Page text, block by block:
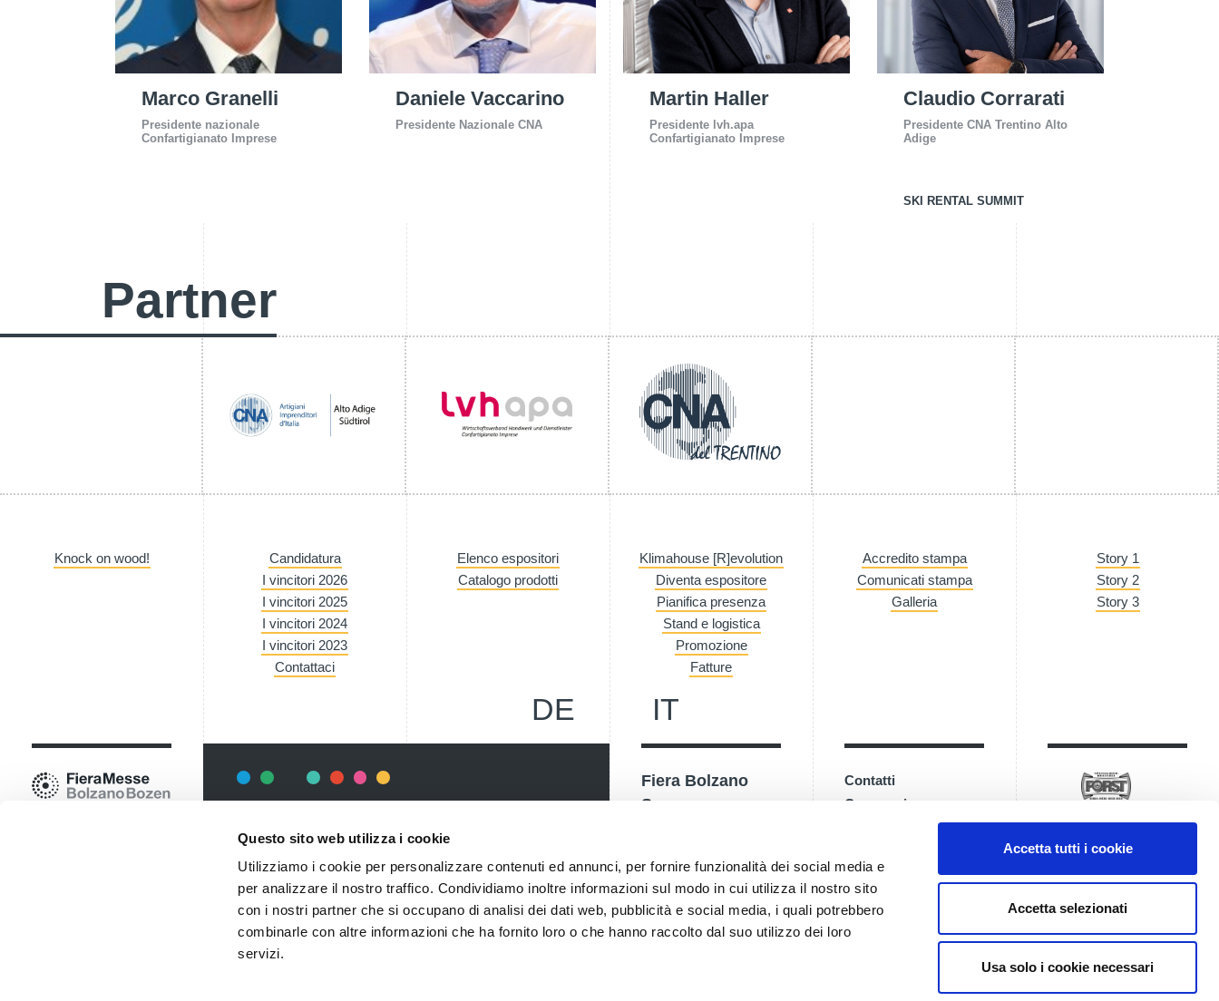
Questo sito web utilizza i cookie
Utilizziamo i cookie per personalizzare contenuti ed annunci, per fornire funzionalità dei social media e
per analizzare il nostro traffico. Condividiamo inoltre informazioni sul modo in cui utilizza il nostro sito
con i nostri partner che si occupano di analisi dei dati web, pubblicità e social media, i quali potrebbero
combinarle con altre informazioni che ha fornito loro o che hanno raccolto dal suo utilizzo dei loro
servizi.
Accetta tutti i cookie
Accetta selezionati
Usa solo i cookie necessari
Marco Granelli
Presidente nazionale
Confartigianato Imprese
Daniele Vaccarino
Presidente Nazionale CNA
Martin Haller
Presidente lvh.apa
Confartigianato Imprese
Claudio Corrarati
Presidente CNA Trentino Alto
Adige
SKI RENTAL SUMMIT
Partner
Knock on wood!
Candidatura
I vincitori 2026
I vincitori 2025
I vincitori 2024
I vincitori 2023
Contattaci
Elenco espositori
Catalogo prodotti
Klimahouse [R]evolution
Diventa espositore
Pianifica presenza
Stand e logistica
Promozione
Fatture
Accredito stampa
Comunicati stampa
Galleria
Story 1
Story 2
Story 3
DE IT
Rimani sempre aggiornata*o sui nostri eventi, ricevi
informazioni utili in anteprima! Naturalmente senza alcun
costo.
Iscriviti alla Newsletter
Fiera Bolzano
Spa
Tel.+39 0471 516000
info@fieramesse.com
Contatti
Come arrivare